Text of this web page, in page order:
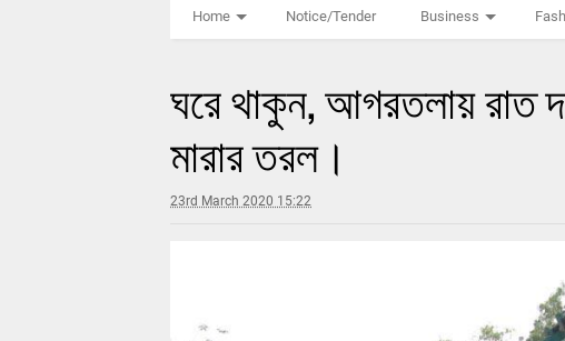
Home Notice/Tender Business
ঘরে থাকুন, আগরতলায় রাত
মারার তরল।
23rd March 2020 15:22